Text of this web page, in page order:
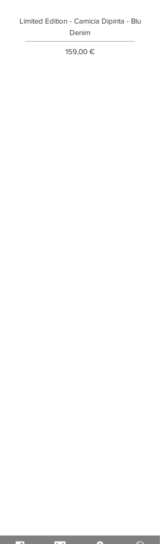
Limited Edition - Camicia Dipinta - Blu
Denim
Prezzo
159,00 €